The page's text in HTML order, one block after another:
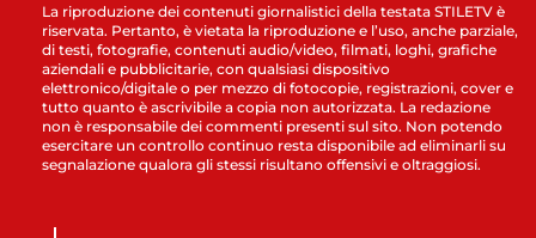
La riproduzione dei contenuti giornalistici della testata STILETV è
riservata. Pertanto, è vietata la riproduzione e l’uso, anche parziale,
di testi, fotografie, contenuti audio/video, filmati, loghi, grafiche
aziendali e pubblicitarie, con qualsiasi dispositivo
elettronico/digitale o per mezzo di fotocopie, registrazioni, cover e
tutto quanto è ascrivibile a copia non autorizzata. La redazione
non è responsabile dei commenti presenti sul sito. Non potendo
esercitare un controllo continuo resta disponibile ad eliminarli su
segnalazione qualora gli stessi risultano offensivi e oltraggiosi.